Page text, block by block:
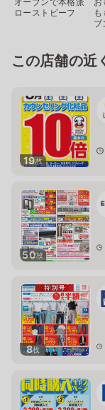
ローストビーフ
ブ
この店舗の近
19枚
50枚
8枚